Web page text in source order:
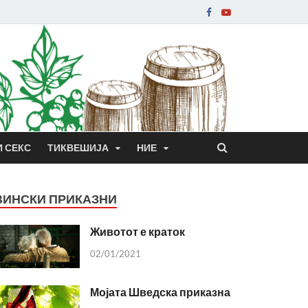
СЕКС ТИКВЕШИЈА НИЕ
ПРИКАЗНИ
Животот е краток
02/01/2021
Мојата Шведска приказна